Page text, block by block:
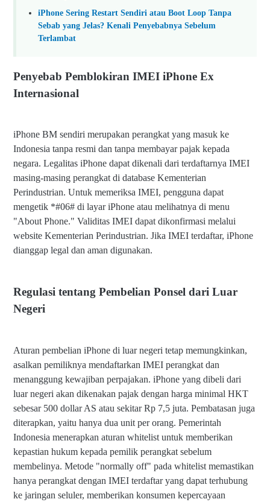
iPhone Sering Restart Sendiri atau Boot Loop Tanpa
Sebab yang Jelas? Kenali Penyebabnya Sebelum
Terlambat
Penyebab Pemblokiran IMEI iPhone Ex
Internasional
iPhone BM sendiri merupakan perangkat yang masuk ke
Indonesia tanpa resmi dan tanpa membayar pajak kepada
negara. Legalitas iPhone dapat dikenali dari terdaftarnya IMEI
masing-masing perangkat di database Kementerian
Perindustrian. Untuk memeriksa IMEI, pengguna dapat
mengetik *#06# di layar iPhone atau melihatnya di menu
"About Phone." Validitas IMEI dapat dikonfirmasi melalui
website Kementerian Perindustrian. Jika IMEI terdaftar, iPhone
dianggap legal dan aman digunakan.
Regulasi tentang Pembelian Ponsel dari Luar
Negeri
Aturan pembelian iPhone di luar negeri tetap memungkinkan,
asalkan pemiliknya mendaftarkan IMEI perangkat dan
menanggung kewajiban perpajakan. iPhone yang dibeli dari
luar negeri akan dikenakan pajak dengan harga minimal HKT
sebesar 500 dollar AS atau sekitar Rp 7,5 juta. Pembatasan juga
diterapkan, yaitu hanya dua unit per orang. Pemerintah
Indonesia menerapkan aturan whitelist untuk memberikan
kepastian hukum kepada pemilik perangkat sebelum
membelinya. Metode "normally off" pada whitelist memastikan
hanya perangkat dengan IMEI terdaftar yang dapat terhubung
ke jaringan seluler, memberikan konsumen kepercayaan